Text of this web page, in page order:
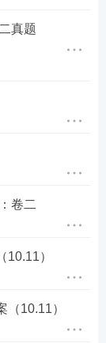
真题
卷二
）
10.11）